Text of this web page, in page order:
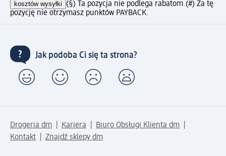
kosztów wysyłki (§) Ta pozycja nie podlega rabatom.(#) Za tę
pozycję nie otrzymasz punktów PAYBACK.
Jak podoba Ci się ta strona?
Drogeria dm Kariera
Biuro Obsługi Klienta dm
Kontakt
Znajdź sklepy dm